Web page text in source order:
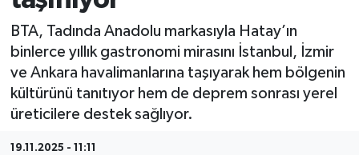
BTA, Tadında Anadolu markasıyla Hatay’ın
binlerce yıllık gastronomi mirasını İstanbul, İzmir
ve Ankara havalimanlarına taşıyarak hem bölgenin
kültürünü tanıtıyor hem de deprem sonrası yerel
üreticilere destek sağlıyor.
19.11.2025 - 11:11